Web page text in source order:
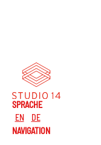
SPRACHE
EN
DE
NAVIGATION